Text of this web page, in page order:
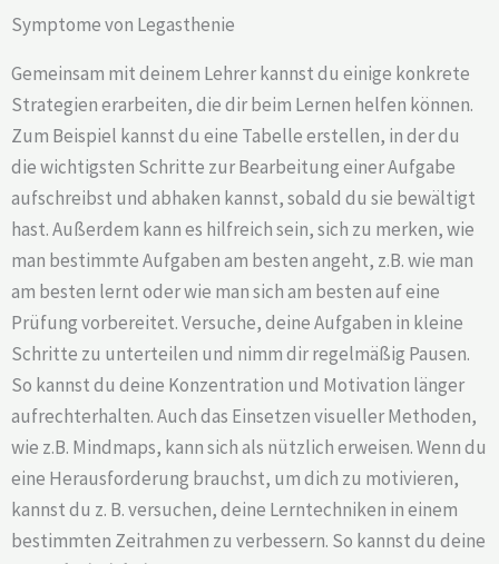
Symptome von Legasthenie
Gemeinsam mit deinem Lehrer kannst du einige konkrete
Strategien erarbeiten, die dir beim Lernen helfen können.
Zum Beispiel kannst du eine Tabelle erstellen, in der du
die wichtigsten Schritte zur Bearbeitung einer Aufgabe
aufschreibst und abhaken kannst, sobald du sie bewältigt
hast. Außerdem kann es hilfreich sein, sich zu merken, wie
man bestimmte Aufgaben am besten angeht, z.B. wie man
am besten lernt oder wie man sich am besten auf eine
Prüfung vorbereitet. Versuche, deine Aufgaben in kleine
Schritte zu unterteilen und nimm dir regelmäßig Pausen.
So kannst du deine Konzentration und Motivation länger
aufrechterhalten. Auch das Einsetzen visueller Methoden,
wie z.B. Mindmaps, kann sich als nützlich erweisen. Wenn du
eine Herausforderung brauchst, um dich zu motivieren,
kannst du z. B. versuchen, deine Lerntechniken in einem
bestimmten Zeitrahmen zu verbessern. So kannst du deine